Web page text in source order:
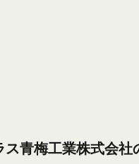
ス青梅工業株式会社